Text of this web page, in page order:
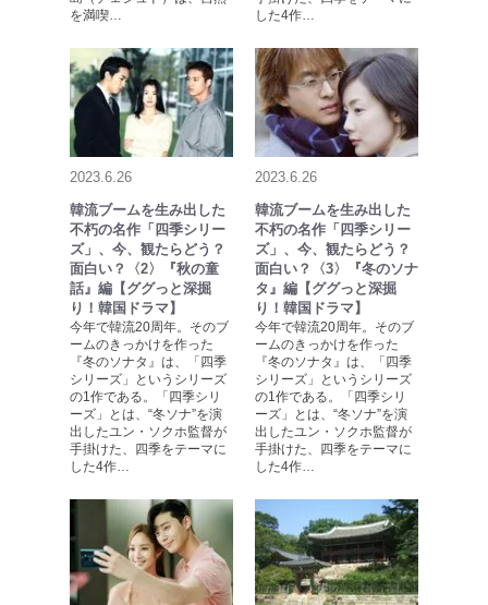
を満喫…
した4作…
2023.6.26
韓流ブームを生み出した
不朽の名作「四季シリー
ズ」、今、観たらどう？
面白い？〈2〉『秋の童
話』編【ググっと深掘
り！韓国ドラマ】
今年で韓流20周年。そのブ
ームのきっかけを作った
『冬のソナタ』は、「四季
シリーズ」というシリーズ
の1作である。「四季シリ
ーズ」とは、“冬ソナ”を演
出したユン・ソクホ監督が
手掛けた、四季をテーマに
した4作…
2023.6.26
韓流ブームを生み出した
不朽の名作「四季シリー
ズ」、今、観たらどう？
面白い？〈3〉『冬のソナ
タ』編【ググっと深掘
り！韓国ドラマ】
今年で韓流20周年。そのブ
ームのきっかけを作った
『冬のソナタ』は、「四季
シリーズ」というシリーズ
の1作である。「四季シリ
ーズ」とは、“冬ソナ”を演
出したユン・ソクホ監督が
手掛けた、四季をテーマに
した4作…